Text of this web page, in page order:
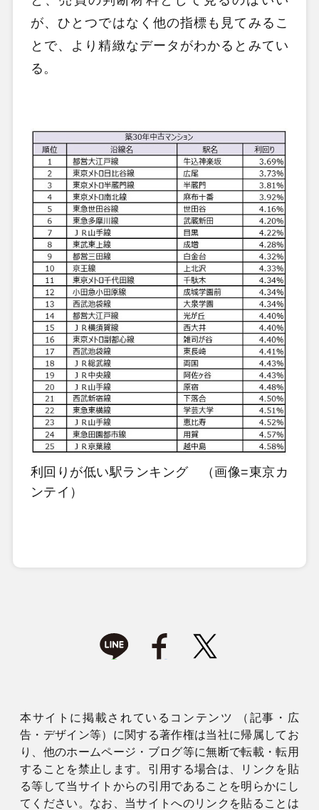
が、ひとつではなく他の指標も見てみるこ
とで、より精緻なデータがわかるとみてい
る。
利回りが低い駅ランキング （画像=東京カ
ンテイ）
本サイトに掲載されているコンテンツ （記事・広
告・デザイン等）に関する著作権は当社に帰属してお
り、他のホームページ・ブログ等に無断で転載・転用
することを禁止します。引用する場合は、リンクを貼
る等して当サイトからの引用であることを明らかにし
てください。なお、当サイトへのリンクを貼ることは